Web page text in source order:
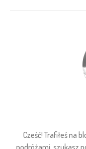
Cześć! Trafiłeś na
podróżami, szukasz